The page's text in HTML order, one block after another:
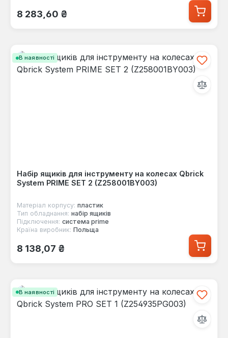
Звичайна ціна:
8 283,60 ₴
В наявності
Набір ящиків для інструменту на колесах Qbrick
System PRIME SET 2 (Z258001BY003)
Матеріал корпусу: пластик
Тип обладнання: набір ящиків
Підключення: система prime
Країна виробник: Польща
Звичайна ціна:
8 138,07 ₴
В наявності